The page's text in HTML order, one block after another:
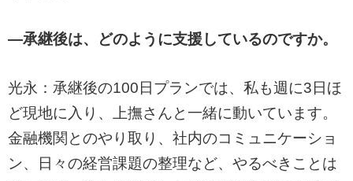
―承継後は、どのように支援しているのですか。
光永：承継後の100日プランでは、私も週に3日ほ
ど現地に入り、上撫さんと一緒に動いています。
金融機関とのやり取り、社内のコミュニケーショ
ン、日々の経営課題の整理など、やるべきことは